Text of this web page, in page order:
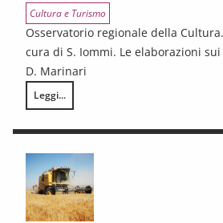
Cultura e Turismo
Osservatorio regionale della
cura di S. Iommi. Le elaborazioni sui
D. Marinari
Leggi...
LA CONGIUNTURA DEI SETTORI